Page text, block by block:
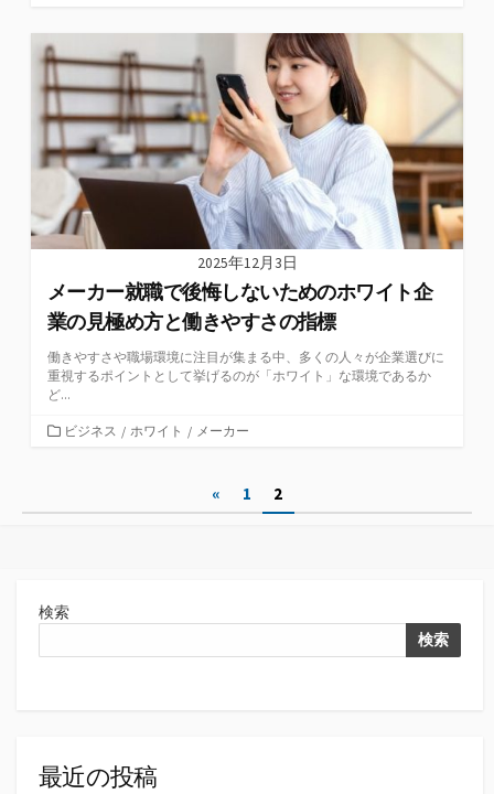
ゴ
リ
2025年12月3日
メーカー就職で後悔しないためのホワイト企
業の見極め方と働きやすさの指標
働きやすさや職場環境に注目が集まる中、多くの人々が企業選びに
重視するポイントとして挙げるのが「ホワイト」な環境であるか
ど...
カ
ー
ビジネス / ホワイト / メーカー
ペ
り
« 1 2
検索
検索
最近の投稿